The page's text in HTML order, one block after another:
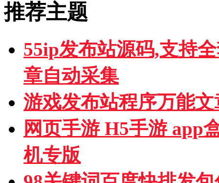
推荐主题
55ip发布站源码,支持
章自动采集
游戏发布站程序万能
网页手游 H5手游 app
机专版